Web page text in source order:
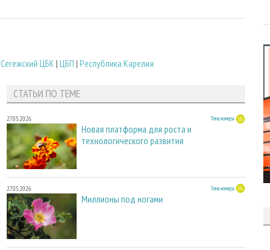
Сегежский ЦБК | ЦБП | Республика Карелия
СТАТЬИ ПО ТЕМЕ
27.05.2026 Тема номера
Новая платформа для роста и
технологического развития
27.05.2026 Тема номера
Миллионы под ногами